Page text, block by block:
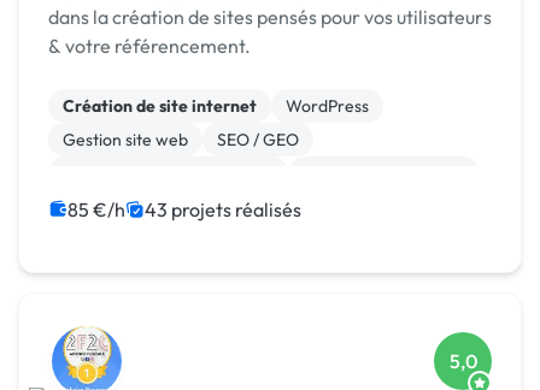
dans la création de sites pensés pour vos utilisateurs
& votre référencement.
Création de site internet
WordPress
Gestion site web
SEO / GEO
Référencement, liens
Site E-commerce
85 €/h 43 projets réalisés
5,0